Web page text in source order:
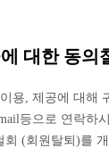
대한 동의
용, 제공에 대
등으로 연락하
(회원탈퇴)를